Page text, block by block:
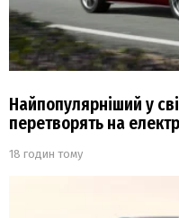
Найпопулярніший у
перетворять на
18 годин тому